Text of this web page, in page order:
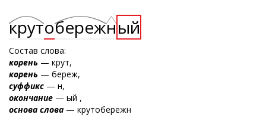
крутобережный
Состав слова:
корень — крут,
корень — береж,
суффикс — н,
окончание — ый ,
основа слова — крутобережн